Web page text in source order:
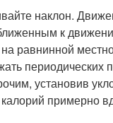
наклон.
к
равнинной
периодических
установив
примерно